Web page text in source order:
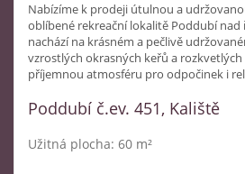
Nabízíme k prodeji útulnou a
oblíbené rekreační lokalitě Poddubí nad
nachází na krásném a pečlivě
vzrostlých okrasných keřů a
příjemnou atmosféru pro odpočinek i
Poddubí č.ev. 451, Kaliště
Užitná plocha: 60 m²